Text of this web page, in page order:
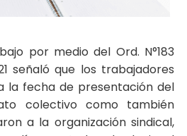
por medio del Ord. N°183
señaló que los trabajadores
la fecha de presentación del
colectivo como también
a la organización sindical,